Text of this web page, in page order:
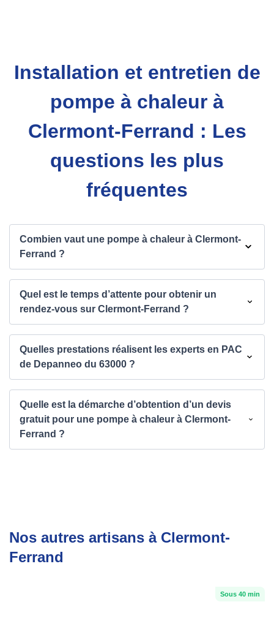
Installation et entretien de
pompe à chaleur à
Clermont-Ferrand : Les
questions les plus
fréquentes
Combien vaut une pompe à chaleur à Clermont-
Ferrand ?
Quel est le temps d’attente pour obtenir un
rendez-vous sur Clermont-Ferrand ?
Quelles prestations réalisent les experts en PAC
de Depanneo du 63000 ?
Quelle est la démarche d’obtention d’un devis
gratuit pour une pompe à chaleur à Clermont-
Ferrand ?
Nos autres artisans à Clermont-
Ferrand
Sous 40 min